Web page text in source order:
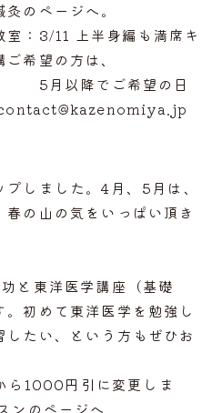
ージへ。
：3/11 上半身編も満席キ
希望の方は、
希望の日
contact@kazenomiya.jp
しました。4月、5月は、
の山の気をいっぱい頂き
と東洋医学講座（基礎
初めて東洋医学を勉強し
たい、という方もぜひお
1000円引に変更しま
ンのページへ